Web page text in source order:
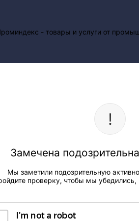
Замечена
Мы заметили подозрительную
проверку, чтобы мы убедились,